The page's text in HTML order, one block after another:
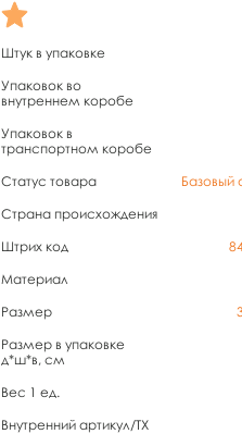
Штук в упаковке
Упаковок во
внутреннем коробе
Упаковок в
транспортном коробе
Статус товара
Базовый
Страна происхождения
Штрих код
Материал
Размер
Размер в упаковке
д*ш*в, см
Вес 1 ед.
Внутренний артикул/TX